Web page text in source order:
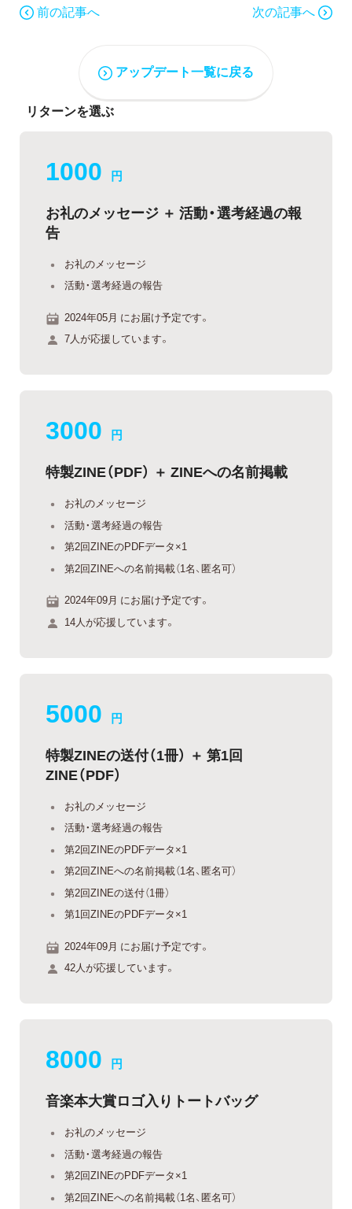
前の記事へ 次の記事へ
アップデート一覧に戻る
リターンを選ぶ
1000 円
お礼のメッセージ ＋ 活動・選考経過の報
告
お礼のメッセージ
活動・選考経過の報告
2024年05月 にお届け予定です。
7人が応援しています。
3000 円
特製ZINE（PDF） ＋ ZINEへの名前掲載
お礼のメッセージ
活動・選考経過の報告
第2回ZINEのPDFデータ×1
第2回ZINEへの名前掲載（1名、匿名可）
2024年09月 にお届け予定です。
14人が応援しています。
5000 円
特製ZINEの送付（1冊） ＋ 第1回
ZINE（PDF）
お礼のメッセージ
活動・選考経過の報告
第2回ZINEのPDFデータ×1
第2回ZINEへの名前掲載（1名、匿名可）
第2回ZINEの送付（1冊）
第1回ZINEのPDFデータ×1
2024年09月 にお届け予定です。
42人が応援しています。
8000 円
音楽本大賞ロゴ入りトートバッグ
お礼のメッセージ
活動・選考経過の報告
第2回ZINEのPDFデータ×1
第2回ZINEへの名前掲載（1名、匿名可）